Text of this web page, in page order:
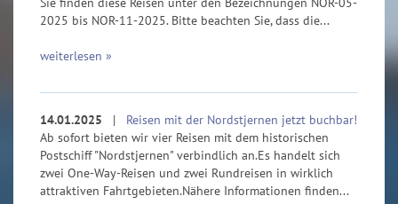
2025 bis NOR-11-2025. Bitte beachten Sie, dass die...
weiterlesen »
14.01.2025 | Reisen mit der Nordstjernen jetzt buchbar!
Ab sofort bieten wir vier Reisen mit dem historischen
Postschiff "Nordstjernen" verbindlich an.Es handelt sich
zwei One-Way-Reisen und zwei Rundreisen in wirklich
attraktiven Fahrtgebieten.Nähere Informationen finden...